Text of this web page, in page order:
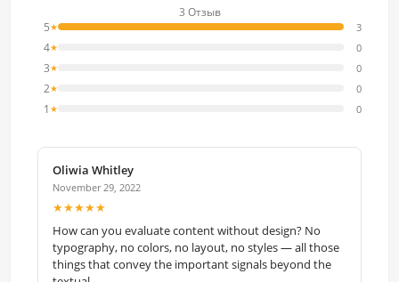
3 Отзыв
5★ 3
4★ 0
3★ 0
2★ 0
1 ★ 0
Oliwia Whitley
November 29, 2022
★★★★★
How can you evaluate content without design? No
typography, no colors, no layout, no styles — all those
things that convey the important signals beyond the